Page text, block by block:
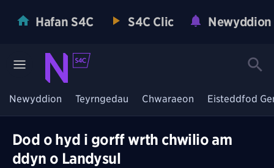
Hafan S4C S4C Clic Newyddion
Newyddion Teyrngedau Chwaraeon Eisteddfod
Dod o hyd i gorff wrth chwilio am
ddyn o Landysul